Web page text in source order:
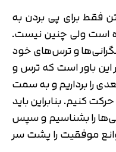
برای پی بردن به
است ولی چنین نیست.
نگرانی‌ها و ترس‌های خود
این باور است که ترس و
را برداریم و به سمت
کنیم. بنابراین باید
را بشناسیم و سپس
موفقیت را پشت سر